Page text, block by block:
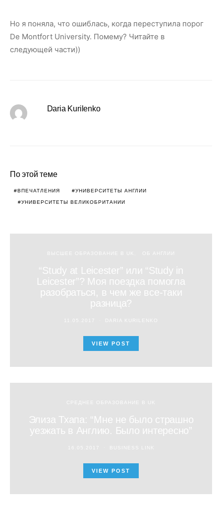
Но я поняла, что ошиблась, когда переступила порог
De Montfort University. Помему? Читайте в
следующей части))
Daria Kurilenko
По этой теме
ВПЕЧАТЛЕНИЯ УНИВЕРСИТЕТЫ АНГЛИИ
УНИВЕРСИТЕТЫ ВЕЛИКОБРИТАНИИ
ВЫСШЕЕ ОБРАЗОВАНИЕ В UK ОБ АНГЛИИ
“Study at Leicester” или “Study in
Leicester”? Моя поездка помогла
разобраться, в чем же все-таки
разница?
11.05.2017 DARIA KURILENKO
VIEW POST
СРЕДНЕЕ ОБРАЗОВАНИЕ В UK
Элиза Тхапа: “Мне не было страшно
уезжать в Англию. Было интересно”
16.05.2017 BUSINESS LINK
VIEW POST